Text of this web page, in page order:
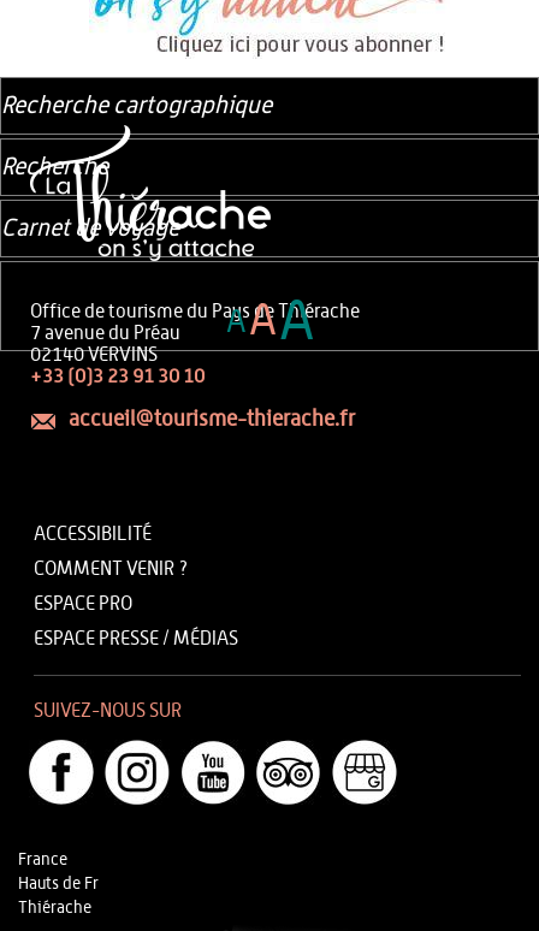
Office de tourisme du Pays de Thiérache
7 avenue du Préau
02140 VERVINS
+33 (0)3 23 91 30 10
accueil@tourisme-thierache.fr
ACCESSIBILITÉ
COMMENT VENIR ?
ESPACE PRO
ESPACE PRESSE / MÉDIAS
SUIVEZ-NOUS SUR
France
Hauts de Fr
Thiérache
Recherche cartographique
Recherche
Carnet de voyage
AAA